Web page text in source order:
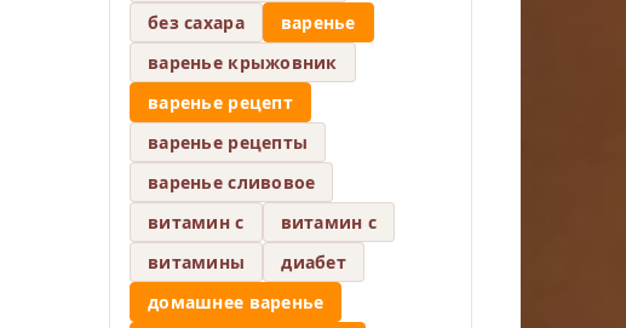
без сахара
варенье
варенье крыжовник
варенье рецепт
варенье рецепты
варенье сливовое
витамин c
витамин с
витамины
диабет
домашнее варенье